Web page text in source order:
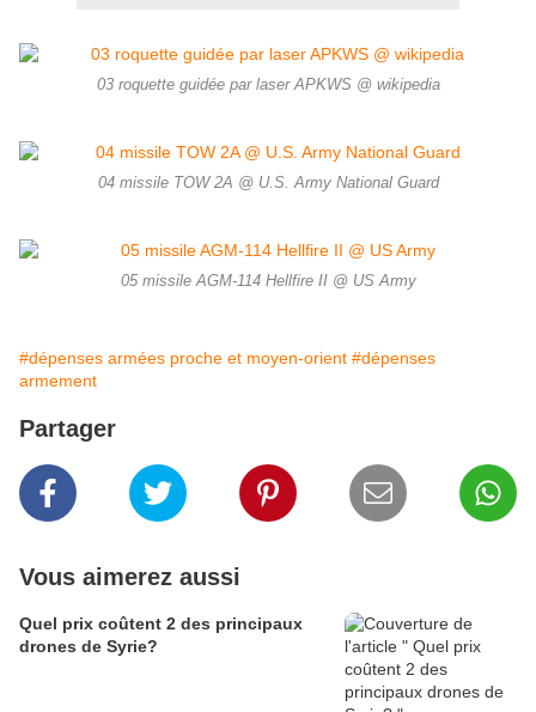
03 roquette guidée par laser APKWS @ wikipedia
04 missile TOW 2A @ U.S. Army National Guard
05 missile AGM-114 Hellfire II @ US Army
#dépenses armées proche et moyen-orient #dépenses
armement
Partager
Vous aimerez aussi
Quel prix coûtent 2 des principaux
drones de Syrie?